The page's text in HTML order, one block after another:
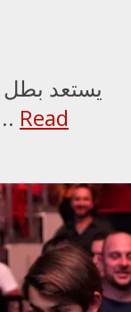
يستعد
ستريكلاند، Read